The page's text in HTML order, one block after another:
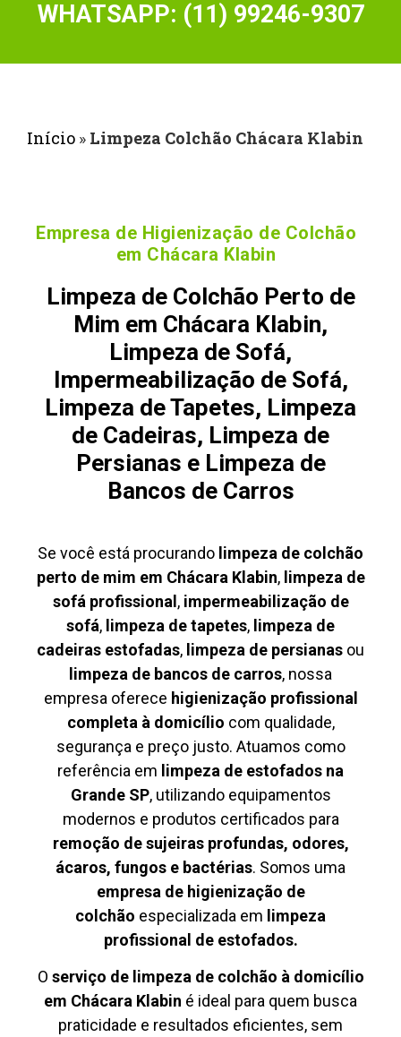
WHATSAPP: (11) 99246-9307
Início » Limpeza Colchão Chácara Klabin
Empresa de Higienização de Colchão
em Chácara Klabin
Limpeza de Colchão Perto de
Mim em Chácara Klabin,
Limpeza de Sofá,
Impermeabilização de Sofá,
Limpeza de Tapetes, Limpeza
de Cadeiras, Limpeza de
Persianas e Limpeza de
Bancos de Carros
Se você está procurando limpeza de colchão
perto de mim em Chácara Klabin, limpeza de
sofá profissional , impermeabilização de
sofá, limpeza de tapetes, limpeza de
cadeiras estofadas, limpeza de persianas ou
limpeza de bancos de carros, nossa
empresa oferece higienização profissional
completa à domicílio com qualidade,
segurança e preço justo. Atuamos como
referência em limpeza de estofados na
Grande SP, utilizando equipamentos
modernos e produtos certificados para
remoção de sujeiras profundas, odores,
ácaros, fungos e bactérias. Somos uma
empresa de higienização de
colchão especializada em limpeza
profissional de estofados.
O serviço de limpeza de colchão à domicílio
em Chácara Klabin é ideal para quem busca
praticidade e resultados eficientes, sem